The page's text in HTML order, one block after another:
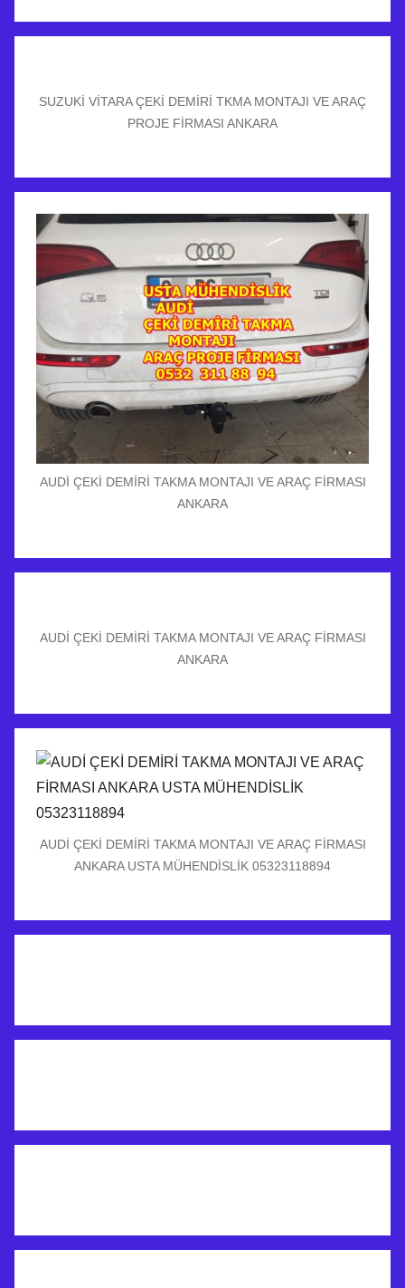
SUZUKİ VİTARA ÇEKİ DEMİRİ TKMA MONTAJI VE ARAÇ
PROJE FİRMASI ANKARA
AUDİ ÇEKİ DEMİRİ TAKMA MONTAJI VE ARAÇ FİRMASI
ANKARA
AUDİ ÇEKİ DEMİRİ TAKMA MONTAJI VE ARAÇ FİRMASI
ANKARA
AUDİ ÇEKİ DEMİRİ TAKMA MONTAJI VE ARAÇ FİRMASI
ANKARA USTA MÜHENDİSLİK 05323118894